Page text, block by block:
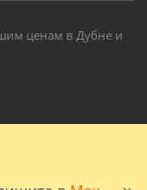
ценам в Дубне и